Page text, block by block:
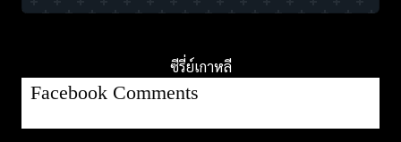
ซีรี่ย์เกาหลี
Facebook Comments